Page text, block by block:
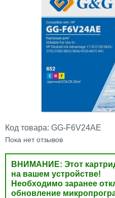
Код товара: GG-F6V24AE
Пока нет отзывов
ВНИМАНИЕ: Этот
на вашем устройстве!
Необходимо заранее
обновление